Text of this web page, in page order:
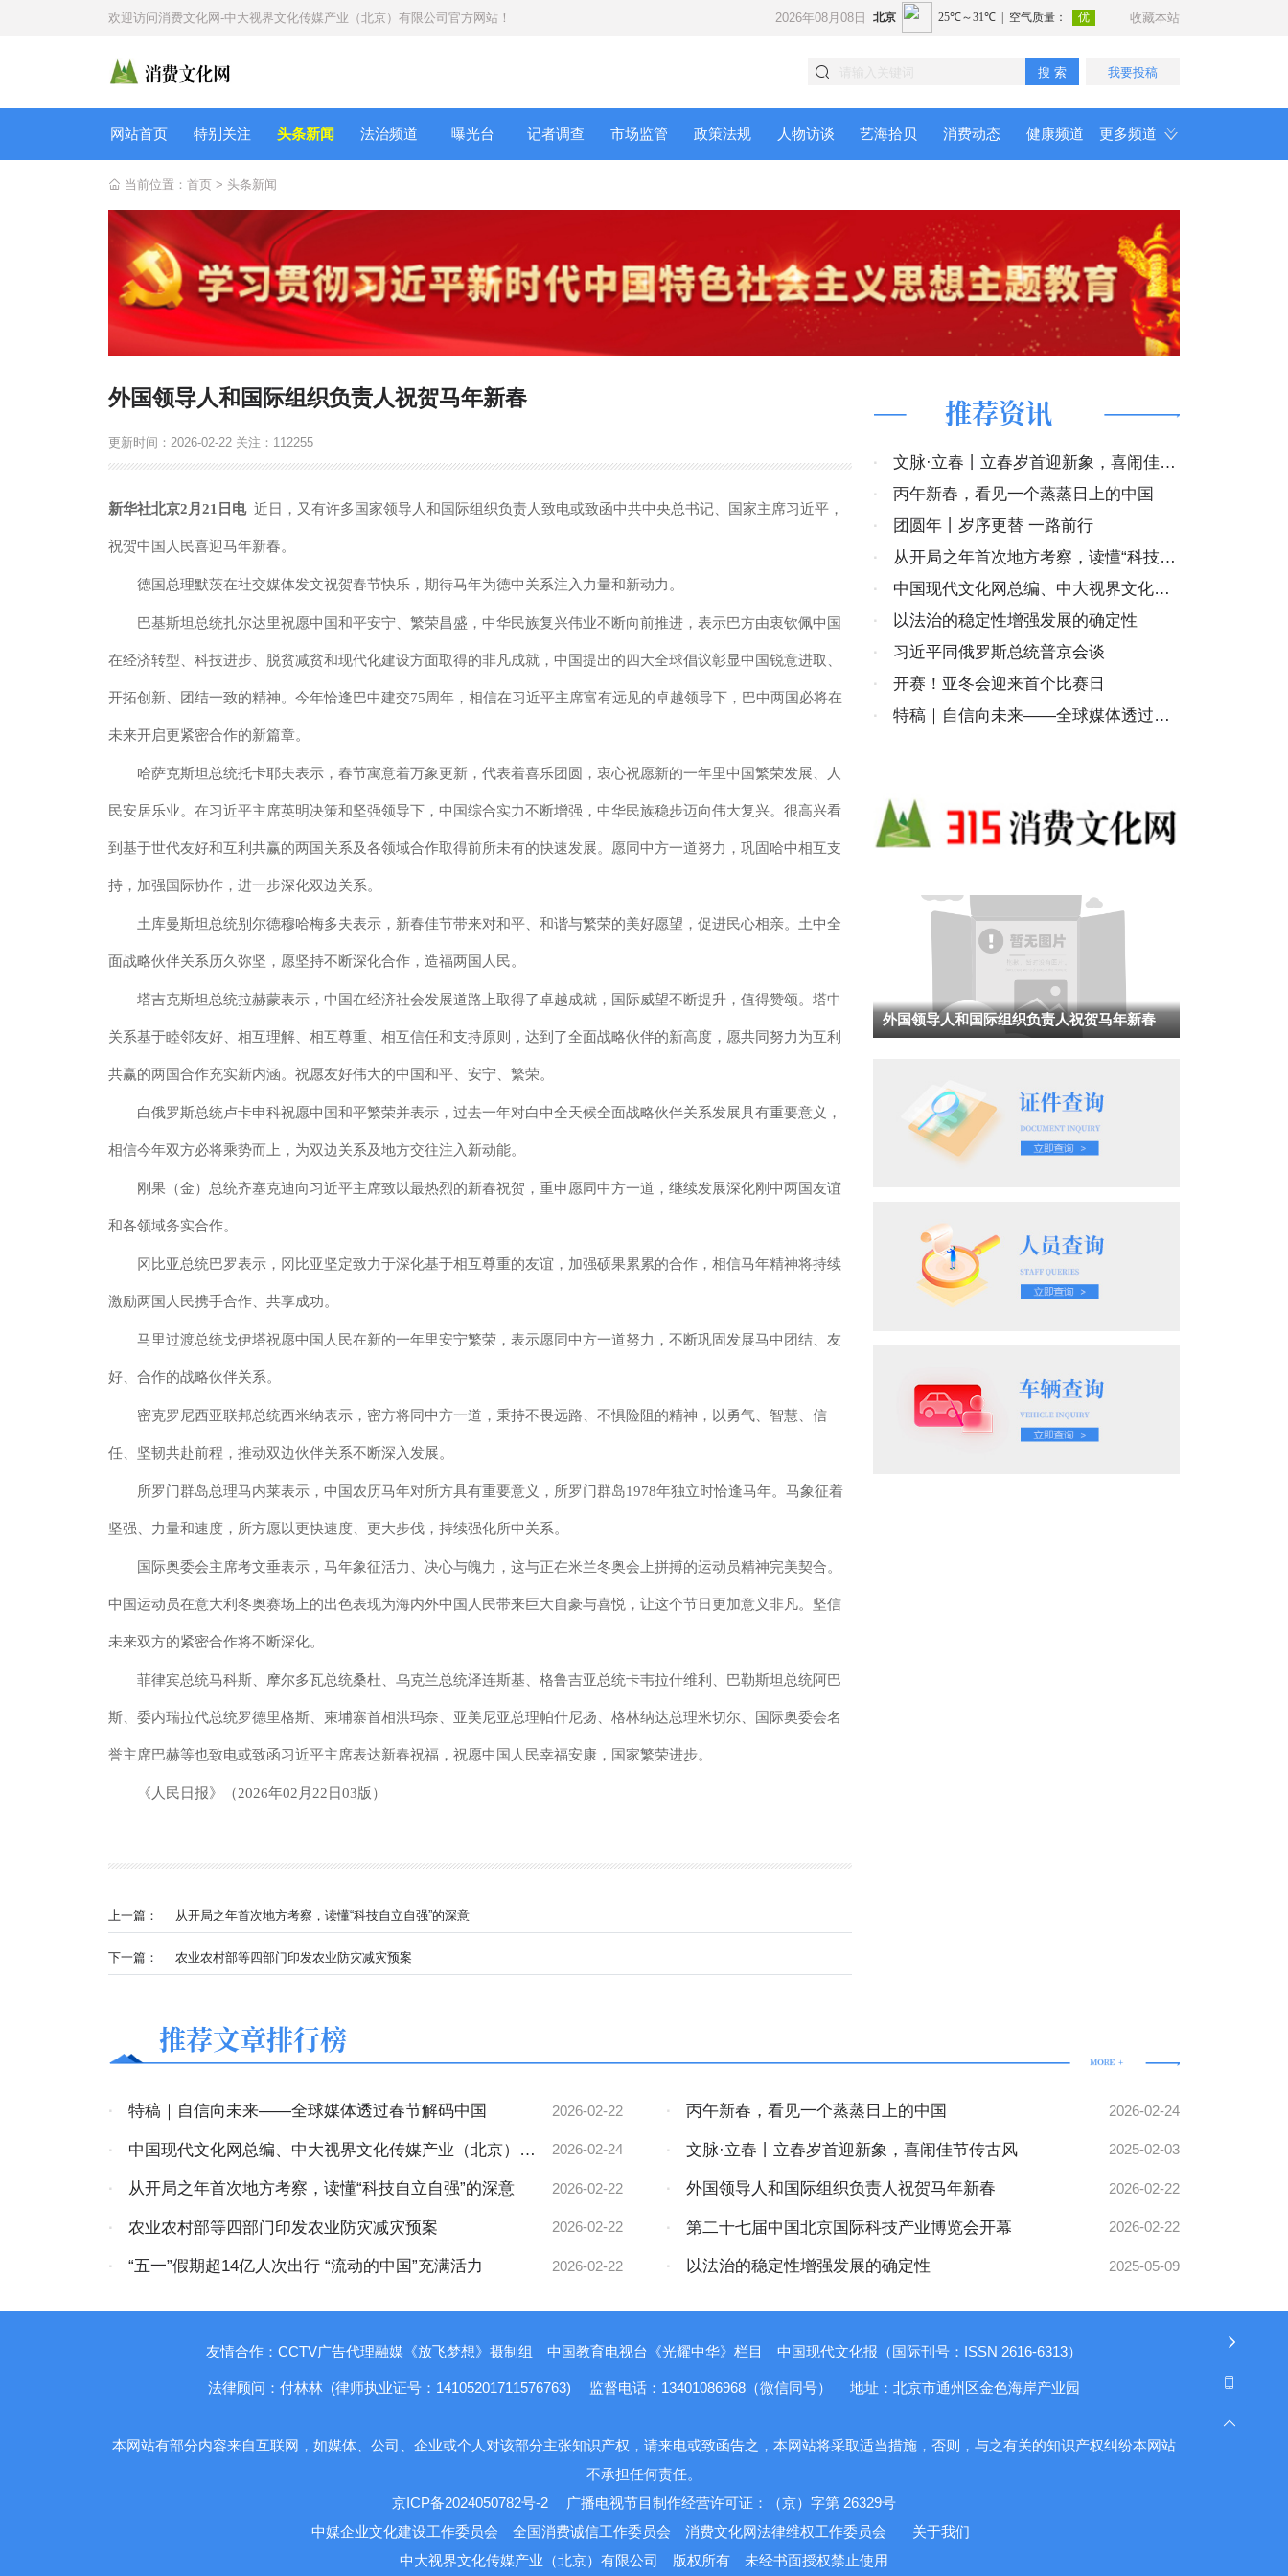
欢迎访问消费文化网-中大视界文化传媒产业（北京）有限公司官方网站！ 2026年08月08日 收藏本站
搜 索 我要投稿
网站首页 特别关注 头条新闻 法治频道 曝光台 记者调查 市场监管 政策法规 人物访谈 艺海拾贝 消费动态 健康频道 更多频道
当前位置： 首页 > 头条新闻
推荐资讯
·
文脉·立春丨立春岁首迎新象，喜闹佳节
传古风
·
丙午新春，看见一个蒸蒸日上的中国
·
团圆年丨岁序更替 一路前行
·
从开局之年首次地方考察，读懂“科技自
立自强”的深意
·
中国现代文化网总编、中大视界文化传
媒产业（北京）有限公司董事会主席林膑
新年贺词
·
以法治的稳定性增强发展的确定性
·
习近平同俄罗斯总统普京会谈
·
开赛！亚冬会迎来首个比赛日
·
特稿｜自信向未来——全球媒体透过春
外国领导人和国际组织负责人祝贺马年新春
外国领导人和国际组织负责人祝贺马年新春
更新时间：2026-02-22 关注： 112255
新华社北京2月21日电近日，又有许多国家领导人和国际组织负责人致电或致函中共中央总书记、国家主席习近平，
祝贺中国人民喜迎马年新春。
德国总理默茨在社交媒体发文祝贺春节快乐，期待马年为德中关系注入力量和新动力。
巴基斯坦总统扎尔达里祝愿中国和平安宁、繁荣昌盛，中华民族复兴伟业不断向前推进，表示巴方由衷钦佩中国
在经济转型、科技进步、脱贫减贫和现代化建设方面取得的非凡成就，中国提出的四大全球倡议彰显中国锐意进取、
开拓创新、团结一致的精神。今年恰逢巴中建交75周年，相信在习近平主席富有远见的卓越领导下，巴中两国必将在
未来开启更紧密合作的新篇章。
哈萨克斯坦总统托卡耶夫表示，春节寓意着万象更新，代表着喜乐团圆，衷心祝愿新的一年里中国繁荣发展、人
民安居乐业。在习近平主席英明决策和坚强领导下，中国综合实力不断增强，中华民族稳步迈向伟大复兴。很高兴看
到基于世代友好和互利共赢的两国关系及各领域合作取得前所未有的快速发展。愿同中方一道努力，巩固哈中相互支
持，加强国际协作，进一步深化双边关系。
土库曼斯坦总统别尔德穆哈梅多夫表示，新春佳节带来对和平、和谐与繁荣的美好愿望，促进民心相亲。土中全
面战略伙伴关系历久弥坚，愿坚持不断深化合作，造福两国人民。
塔吉克斯坦总统拉赫蒙表示，中国在经济社会发展道路上取得了卓越成就，国际威望不断提升，值得赞颂。塔中
关系基于睦邻友好、相互理解、相互尊重、相互信任和支持原则，达到了全面战略伙伴的新高度，愿共同努力为互利
共赢的两国合作充实新内涵。祝愿友好伟大的中国和平、安宁、繁荣。
白俄罗斯总统卢卡申科祝愿中国和平繁荣并表示，过去一年对白中全天候全面战略伙伴关系发展具有重要意义，
相信今年双方必将乘势而上，为双边关系及地方交往注入新动能。
刚果（金）总统齐塞克迪向习近平主席致以最热烈的新春祝贺，重申愿同中方一道，继续发展深化刚中两国友谊
和各领域务实合作。
冈比亚总统巴罗表示，冈比亚坚定致力于深化基于相互尊重的友谊，加强硕果累累的合作，相信马年精神将持续
激励两国人民携手合作、共享成功。
马里过渡总统戈伊塔祝愿中国人民在新的一年里安宁繁荣，表示愿同中方一道努力，不断巩固发展马中团结、友
好、合作的战略伙伴关系。
密克罗尼西亚联邦总统西米纳表示，密方将同中方一道，秉持不畏远路、不惧险阻的精神，以勇气、智慧、信
任、坚韧共赴前程，推动双边伙伴关系不断深入发展。
所罗门群岛总理马内莱表示，中国农历马年对所方具有重要意义，所罗门群岛1978年独立时恰逢马年。马象征着
坚强、力量和速度，所方愿以更快速度、更大步伐，持续强化所中关系。
国际奥委会主席考文垂表示，马年象征活力、决心与魄力，这与正在米兰冬奥会上拼搏的运动员精神完美契合。
中国运动员在意大利冬奥赛场上的出色表现为海内外中国人民带来巨大自豪与喜悦，让这个节日更加意义非凡。坚信
未来双方的紧密合作将不断深化。
菲律宾总统马科斯、摩尔多瓦总统桑杜、乌克兰总统泽连斯基、格鲁吉亚总统卡韦拉什维利、巴勒斯坦总统阿巴
斯、委内瑞拉代总统罗德里格斯、柬埔寨首相洪玛奈、亚美尼亚总理帕什尼扬、格林纳达总理米切尔、国际奥委会名
誉主席巴赫等也致电或致函习近平主席表达新春祝福，祝愿中国人民幸福安康，国家繁荣进步。
《人民日报》（2026年02月22日03版）
上一篇： 从开局之年首次地方考察，读懂“科技自立自强”的深意
下一篇： 农业农村部等四部门印发农业防灾减灾预案
推荐文章排行榜
· 特稿｜自信向未来——全球媒体透过春节解码中国 2026-02-22 · 丙午新春，看见一个蒸蒸日上的中国 2026-02-24
·
中国现代文化网总编、中大视界文化传媒产业（北京）有
限公司董事会主席林膑新年贺词
2026-02-24 · 文脉·立春丨立春岁首迎新象，喜闹佳节传古风 2025-02-03
· 从开局之年首次地方考察，读懂“科技自立自强”的深意 2026-02-22 · 外国领导人和国际组织负责人祝贺马年新春 2026-02-22
· 农业农村部等四部门印发农业防灾减灾预案 2026-02-22 · 第二十七届中国北京国际科技产业博览会开幕 2026-02-22
· “五一”假期超14亿人次出行 “流动的中国”充满活力 2026-02-22 · 以法治的稳定性增强发展的确定性 2025-05-09
友情合作：CCTV广告代理融媒《放飞梦想》摄制组 中国教育电视台《光耀中华》栏目 中国现代文化报（国际刊号：ISSN 2616-6313）
法律顾问：付林林 (律师执业证号：14105201711576763) 监督电话：13401086968（微信同号） 地址：北京市通州区金色海岸产业园
本网站有部分内容来自互联网，如媒体、公司、企业或个人对该部分主张知识产权，请来电或致函告之，本网站将采取适当措施，否则，与之有关的知识产权纠纷本网站
不承担任何责任。
京ICP备2024050782号-2
广播电视节目制作经营许可证：（京）字第 26329号
中媒企业文化建设工作委员会
全国消费诚信工作委员会 消费文化网法律维权工作委员会
关于我们
中大视界文化传媒产业（北京）有限公司
版权所有 未经书面授权禁止使用